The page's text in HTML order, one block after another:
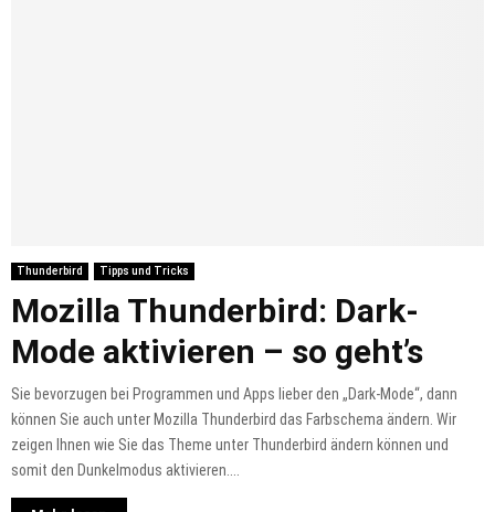
Thunderbird Tipps und Tricks
Mozilla Thunderbird: Dark-
Mode aktivieren – so geht’s
Sie bevorzugen bei Programmen und Apps lieber den „Dark-Mode“, dann
können Sie auch unter Mozilla Thunderbird das Farbschema ändern. Wir
zeigen Ihnen wie Sie das Theme unter Thunderbird ändern können und
somit den Dunkelmodus aktivieren....